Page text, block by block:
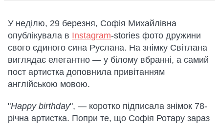
У неділю, 29 березня, Софія Михайлівна
опублікувала в Instagram-stories фото дружини
свого єдиного сина Руслана. На знімку Світлана
виглядає елегантно — у білому вбранні, а самий
пост артистка доповнила привітанням
англійською мовою.
"Happy birthday", — коротко підписала знімок 78-
річна артистка. Попри те, що Софія Ротару зараз